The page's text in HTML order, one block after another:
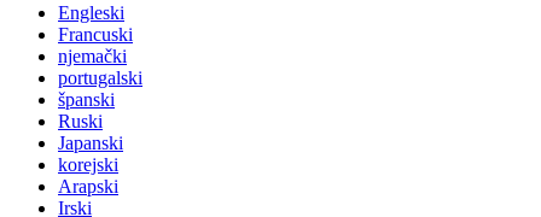
Engleski
Francuski
njemački
portugalski
španski
Ruski
Japanski
korejski
Arapski
Irski